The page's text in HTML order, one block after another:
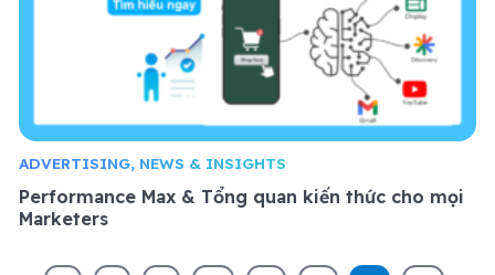
ADVERTISING, NEWS & INSIGHTS
Performance Max & Tổng quan kiến thức cho mọi
Marketers